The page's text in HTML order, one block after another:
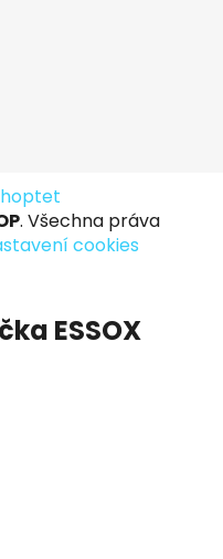
. Všechna práva
cookies
ESSOX